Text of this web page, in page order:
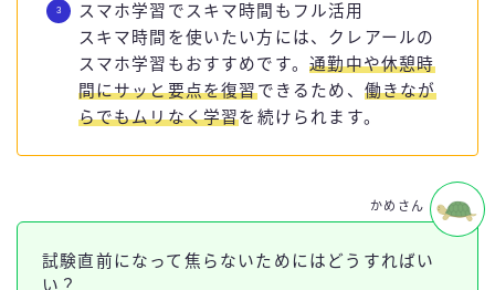
スマホ学習でスキマ時間もフル活用
スキマ時間を使いたい方には、クレアールの
スマホ学習もおすすめです。通勤中や休憩時
間にサッと要点を復習できるため、 働きなが
らでもムリなく学習を続けられます。
試験直前になって焦らないためにはどうすればい
い？
かめさん